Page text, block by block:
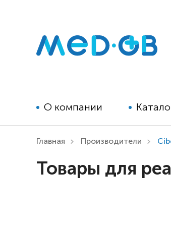
О компании
реабилитации для детей
Главная Производители
Товары для